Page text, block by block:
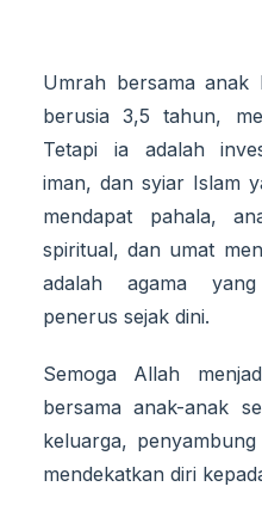
Umrah bersama
berusia 3,5 tahun,
Tetapi ia adalah
iman, dan syiar Islam
mendapat pahala,
spiritual, dan umat
adalah agama
penerus sejak dini.
Semoga Allah
bersama anak-anak
keluarga,
mendekatkan diri